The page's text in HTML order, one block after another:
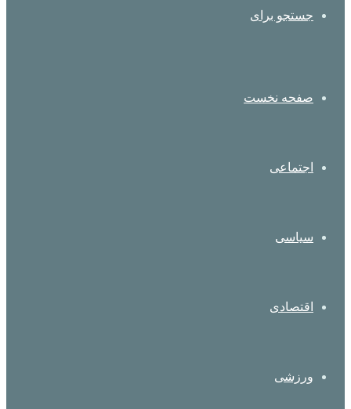
جستجو برای
صفحه نخست
اجتماعی
سیاسی
اقتصادی
ورزشی